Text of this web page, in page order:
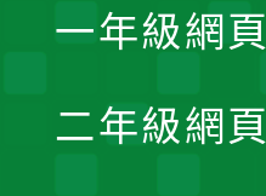
一年級網頁
二年級網頁